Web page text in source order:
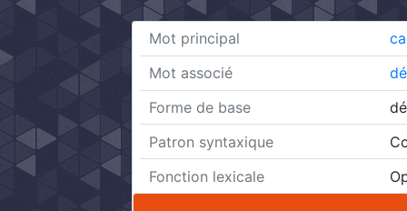
Mot principal
Mot associé
Forme de base
Patron syntaxique
Fonction lexicale